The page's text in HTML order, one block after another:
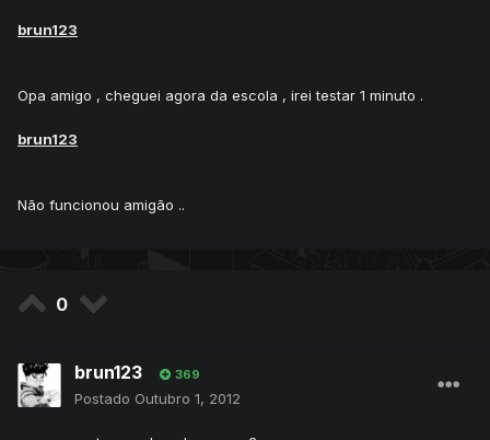
brun123
Opa amigo , cheguei agora da escola , irei testar 1 minuto .
brun123
Não funcionou amigão ..
0
brun123 369
Postado Outubro 1, 2012